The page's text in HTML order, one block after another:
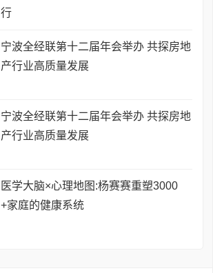
行
宁波全经联第十二届年会举办 共探房地
产行业高质量发展
宁波全经联第十二届年会举办 共探房地
产行业高质量发展
医学大脑×心理地图:杨赛赛重塑3000
+家庭的健康系统